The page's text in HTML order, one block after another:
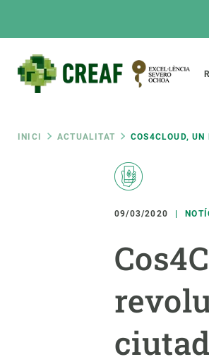
Fil
d'ariadna
INICI ACTUALITAT COS4CLOUD,
09/03/2020
Featured
menu
SOBRE NOSALTRES
Organització institucional
Infraestructures